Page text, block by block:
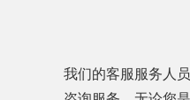
我们的客服服务人